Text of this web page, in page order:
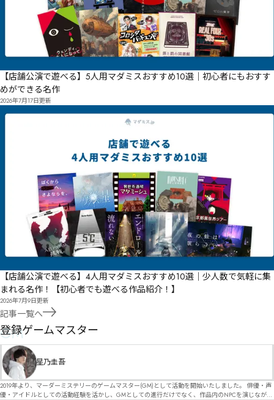
【店舗公演で遊べる】5人用マダミスおすすめ10選｜初心者にもおすす
めができる名作
2026年7月17日更新
【店舗公演で遊べる】4人用マダミスおすすめ10選｜少人数で気軽に集
まれる名作！【初心者でも遊べる作品紹介！】
2026年7月9日更新
記事一覧へ
GM
登録ゲームマスター
星乃圭吾
2019年より、マーダーミステリーのゲームマスター(GM)として活動を開始いたしました。 俳優・声
優・アイドルとしての活動経験を活かし、GMとしての進行だけでなく、作品内のNPCを演じなが